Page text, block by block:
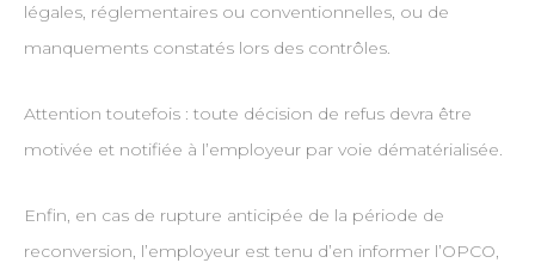
légales, réglementaires ou conventionnelles, ou de
manquements constatés lors des contrôles.
Attention toutefois : toute décision de refus devra être
motivée et notifiée à l’employeur par voie dématérialisée.
Enfin, en cas de rupture anticipée de la période de
reconversion, l’employeur est tenu d’en informer l’OPCO,